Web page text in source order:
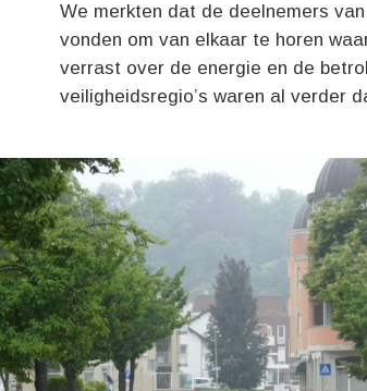
We merkten dat de deelnemers
vonden om van elkaar te horen
verrast over de energie en de
veiligheidsregio’s waren al verder